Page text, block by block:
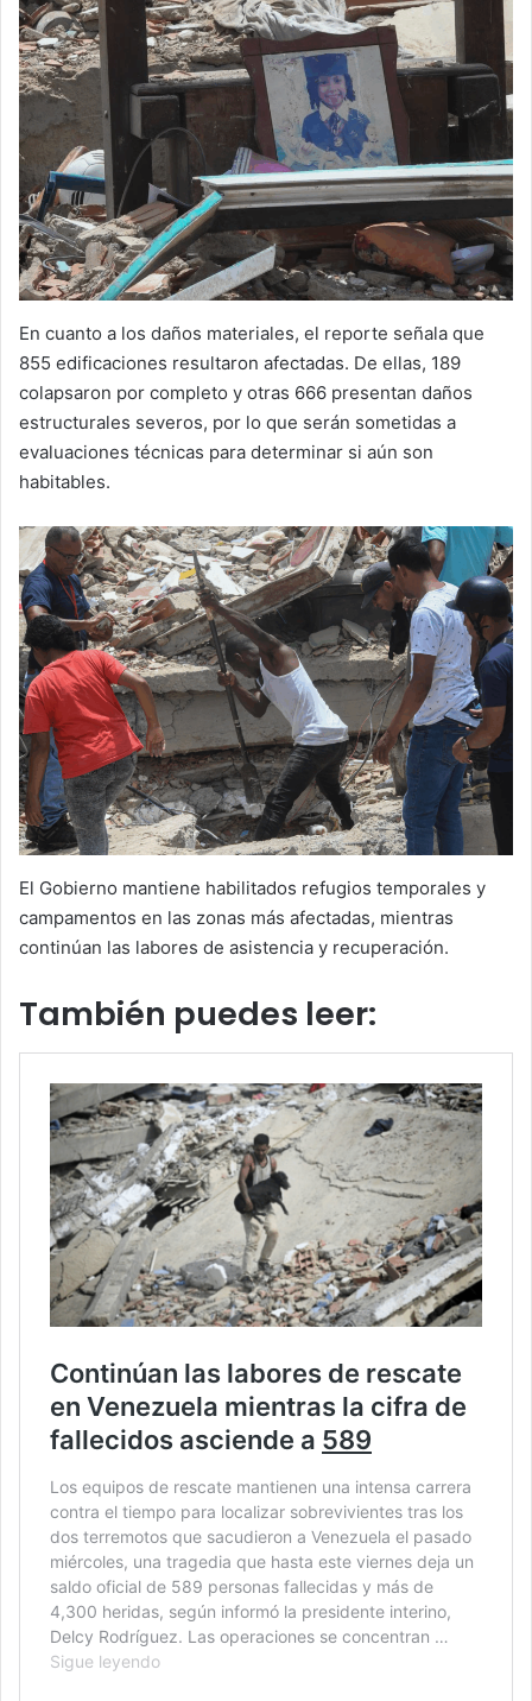
En cuanto a los daños materiales, el reporte señala que
855 edificaciones resultaron afectadas. De ellas, 189
colapsaron por completo y otras 666 presentan daños
estructurales severos, por lo que serán sometidas a
evaluaciones técnicas para determinar si aún son
habitables.
El Gobierno mantiene habilitados refugios temporales y
campamentos en las zonas más afectadas, mientras
continúan las labores de asistencia y recuperación.
También puedes leer: